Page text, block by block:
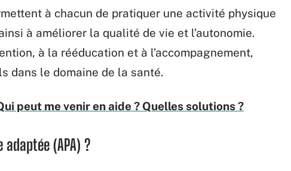
à chacun de pratiquer une activité physique
à améliorer la qualité de vie et l’autonomie.
à la rééducation et à l’accompagnement,
dans le domaine de la santé.
peut me venir en aide ? Quelles solutions ?
(APA) ?